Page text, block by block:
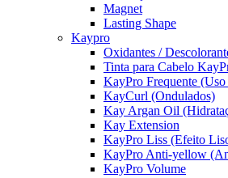
Magnet
Lasting Shape
Kaypro
Oxidantes /
Tinta para Cabelo
KayPro Frequente (Uso
KayCurl (Ondulados)
Kay Argan Oil
Kay Extension
KayPro Liss (Efeito
KayPro Anti-yellow
KayPro Volume